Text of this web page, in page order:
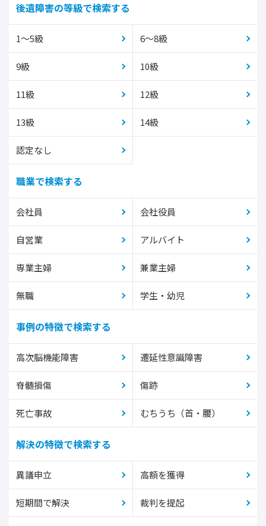
後遺障害の等級で検索する
1～5級 6～8級
9級 10級
11級 12級
13級 14級
認定なし
職業で検索する
会社員 会社役員
自営業 アルバイト
専業主婦 兼業主婦
無職 学生・幼児
事例の特徴で検索する
高次脳機能障害 遷延性意識障害
脊髄損傷 傷跡
死亡事故 むちうち（首・腰）
解決の特徴で検索する
異議申立 高額を獲得
短期間で解決 裁判を提起